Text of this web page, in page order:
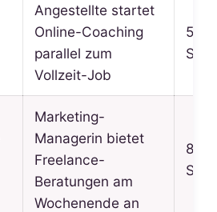
Angestellte startet
Online-Coaching
parallel zum
Vollzeit-Job
5–15
Marketing-
Managerin bietet
Freelance-
Beratungen am
Wochenende an
8–12